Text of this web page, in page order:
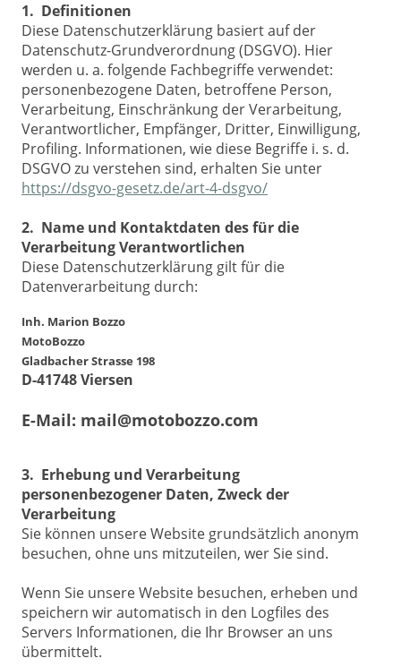
1. Definitionen
Diese Datenschutzerklärung basiert auf der
Datenschutz-Grundverordnung (DSGVO). Hier
werden u. a. folgende Fachbegriffe verwendet:
personenbezogene Daten, betroffene Person,
Verarbeitung, Einschränkung der Verarbeitung,
Verantwortlicher, Empfänger, Dritter, Einwilligung,
Profiling. Informationen, wie diese Begriffe i. s. d.
DSGVO zu verstehen sind, erhalten Sie unter
https://dsgvo-gesetz.de/art-4-dsgvo/
2. Name und Kontaktdaten des für die
Verarbeitung Verantwortlichen
Diese Datenschutzerklärung gilt für die
Datenverarbeitung durch:
Inh. Marion Bozzo
MotoBozzo
Gladbacher Strasse 198
D-41748 Viersen
E-Mail: mail@motobozzo.com
3. Erhebung und Verarbeitung
personenbezogener Daten, Zweck der
Verarbeitung
Sie können unsere Website grundsätzlich anonym
besuchen, ohne uns mitzuteilen, wer Sie sind.
Wenn Sie unsere Website besuchen, erheben und
speichern wir automatisch in den Logfiles des
Servers Informationen, die Ihr Browser an uns
übermittelt.